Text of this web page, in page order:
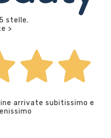
stelle.
>
arrivate subitissimo e